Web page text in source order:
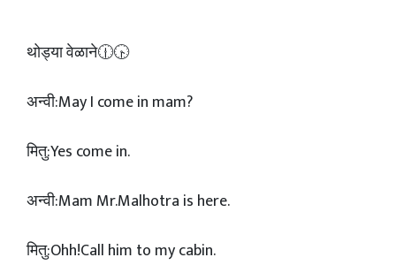
थोड्या वेळाने🕧🕟
अन्वी:May I come in mam?
मितु:Yes come in.
अन्वी:Mam Mr.Malhotra is here.
मितु:Ohh!Call him to my cabin.